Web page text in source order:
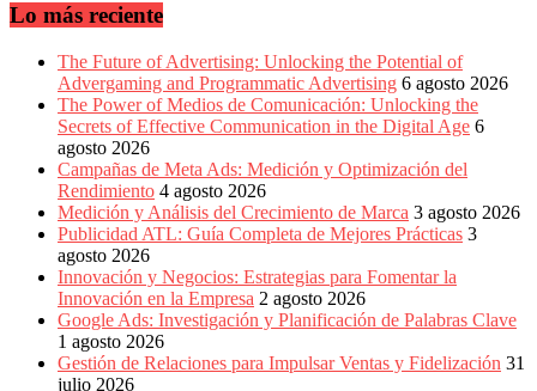
Bitácora
social
Mercadeo
Interactivo,
Medios,
Publicidad,
Marketing,
Campañas
Publicitarias,
Agencias,
Empresas,
Negocios,
Tendencias,
Trendings,
Dinero,
Economía,
Diseño
Lo más reciente
The Future of Advertising: Unlocking the Potential of
Advergaming and Programmatic Advertising 6 agosto 2026
The Power of Medios de Comunicación: Unlocking the
Secrets of Effective Communication in the Digital Age 6
agosto 2026
Campañas de Meta Ads: Medición y Optimización del
Rendimiento 4 agosto 2026
Medición y Análisis del Crecimiento de Marca 3 agosto 2026
Publicidad ATL: Guía Completa de Mejores Prácticas 3
agosto 2026
Innovación y Negocios: Estrategias para Fomentar la
Innovación en la Empresa 2 agosto 2026
Google Ads: Investigación y Planificación de Palabras Clave
1 agosto 2026
Gestión de Relaciones para Impulsar Ventas y Fidelización 31
julio 2026